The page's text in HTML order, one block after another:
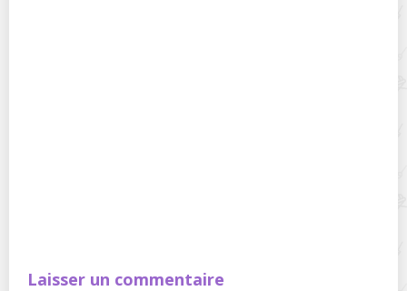
Laisser un commentaire